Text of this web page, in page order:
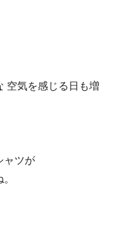
空気を感じる日も増
ャツが